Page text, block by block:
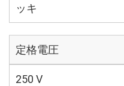
ッキ
定格電圧
250 V